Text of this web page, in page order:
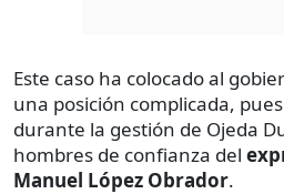
Este caso ha colocado al
una posición complicada,
durante la gestión de Ojeda
hombres de confianza del
Manuel López Obrador.